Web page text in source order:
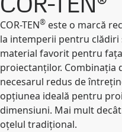
COR-TEN® este o marcă
la intemperii pentru
material favorit pentru
proiectanților. Combinația
necesarul redus de
opțiunea ideală pentru
dimensiuni. Mai mult
oțelul tradițional.